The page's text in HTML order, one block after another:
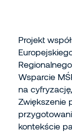
Projekt
Wsparcie
na
Zwiększenie
kontekście